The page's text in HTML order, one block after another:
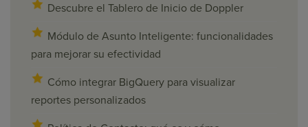
Descubre el Tablero de Inicio de Doppler
Módulo de Asunto Inteligente: funcionalidades
para mejorar su efectividad
Cómo integrar BigQuery para visualizar
reportes personalizados